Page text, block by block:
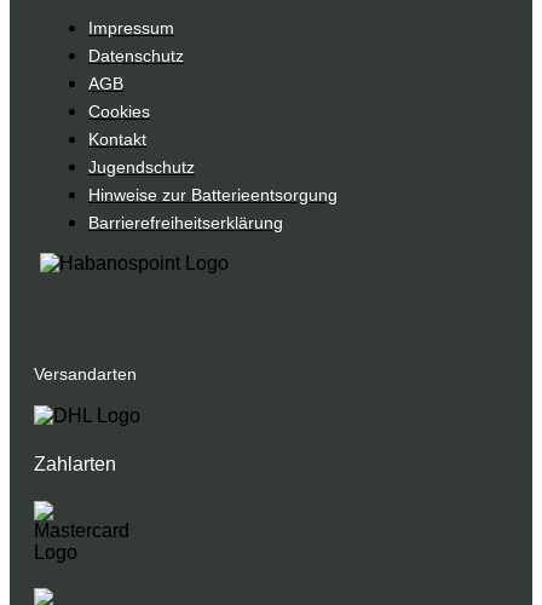
Impressum
Datenschutz
AGB
Cookies
Kontakt
Jugendschutz
Hinweise zur Batterieentsorgung
Barrierefreiheitserklärung
Versandarten
Zahlarten